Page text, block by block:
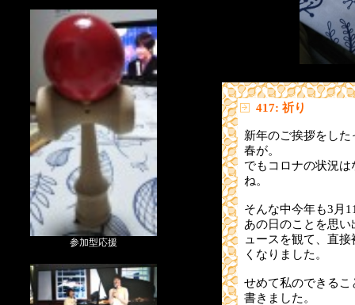
参加型応援
417: 祈り
新年のご挨拶をし
春が。
でもコロナの状況
ね。
そんな中今年も3月
あの日のことを思
ュースを観て、直
くなりました。
せめて私のできる
書きました。